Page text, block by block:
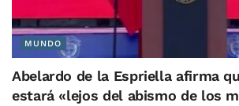
MUNDO
Abelardo de la Espriella afirma
estará «lejos del abismo de los